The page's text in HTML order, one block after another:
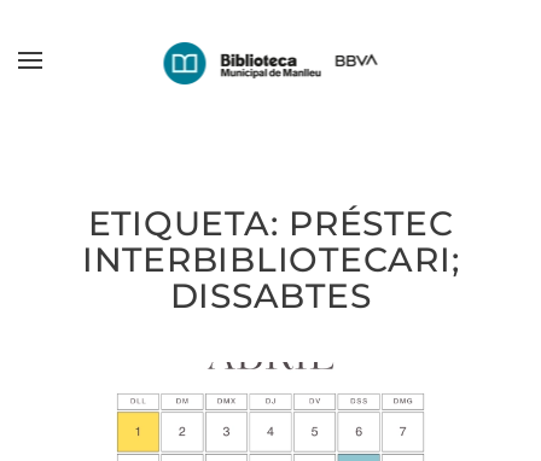
ETIQUETA: PRÉSTEC
INTERBIBLIOTECARI;
DISSABTES